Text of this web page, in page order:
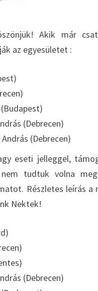
Akik már
az egyesületet :
(Debrecen)
(Debrecen)
eseti jelleggel,
nem tudtuk volna
Részletes leírás a
Nektek!
(Debrecen)